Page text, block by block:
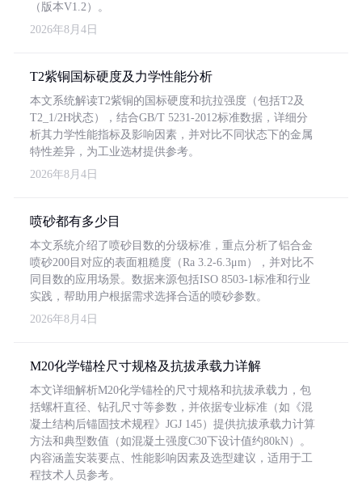
（版本V1.2）。
2026年8月4日
T2紫铜国标硬度及力学性能分析
本文系统解读T2紫铜的国标硬度和抗拉强度（包括T2及
T2_1/2H状态），结合GB/T 5231-2012标准数据，详细分
析其力学性能指标及影响因素，并对比不同状态下的金属
特性差异，为工业选材提供参考。
2026年8月4日
喷砂都有多少目
本文系统介绍了喷砂目数的分级标准，重点分析了铝合金
喷砂200目对应的表面粗糙度（Ra 3.2-6.3μm），并对比不
同目数的应用场景。数据来源包括ISO 8503-1标准和行业
实践，帮助用户根据需求选择合适的喷砂参数。
2026年8月4日
M20化学锚栓尺寸规格及抗拔承载力详解
本文详细解析M20化学锚栓的尺寸规格和抗拔承载力，包
括螺杆直径、钻孔尺寸等参数，并依据专业标准（如《混
凝土结构后锚固技术规程》JGJ 145）提供抗拔承载力计算
方法和典型数值（如混凝土强度C30下设计值约80kN）。
内容涵盖安装要点、性能影响因素及选型建议，适用于工
程技术人员参考。